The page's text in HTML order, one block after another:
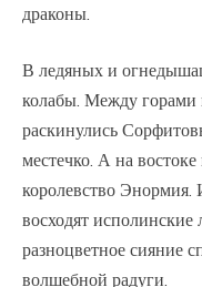
драконы.
В ледяных и
колабы. Между
раскинулись
местечко. А на
королевство Энормия.
восходят
разноцветное сияние
волшебной радуги.